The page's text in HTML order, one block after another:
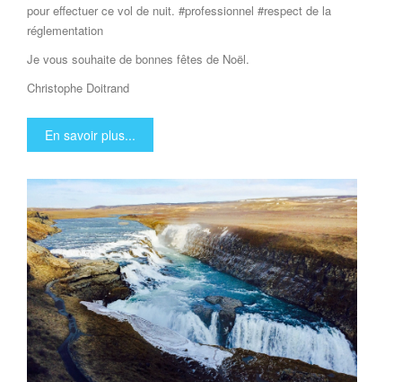
pour effectuer ce vol de nuit. #professionnel #respect de la
réglementation
Je vous souhaite de bonnes fêtes de Noël.
Christophe Doitrand
En savoir plus...